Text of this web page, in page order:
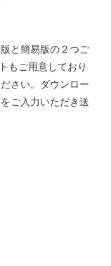
と簡易版の２つご
もご用意しており
さい。ダウンロー
ご入力いただき送